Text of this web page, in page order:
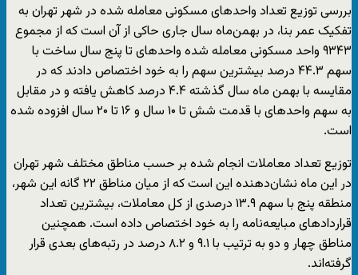
بررسی توزیع تعداد واحدهای مسکونی معامله شده در شهر تهران به
تفکیک عمر بنا، در بهمن‌ماه سال جاری حاکی از آن است که از مجموع
۹۳۴۳ واحد مسکونی معامله شده واحدهای تا پنج سال ساخت با
سهم ۴۴.۳ درصد بیشترین سهم را به خود اختصاص دادند که در
مقایسه با بهمن ماه سال گذشته ۴.۴ درصد کاهش یافته و در مقابل
به سهم واحدهای با قدمت شش تا ۱۰ سال و ۱۶ تا ۲۰ سال افزوده شده
است.
توزیع تعداد معاملات انجام شده بر حسب مناطق مختلف شهر تهران
در این ماه نشان‌دهنده این است که از میان مناطق ۲۲ گانه این شهر،
منطقه پنج با سهم ۱۳.۹ درصدی از کل معاملات، بیشترین تعداد
قراردادهای مبایعه‌نامه را به خود اختصاص داده است. همچنین
مناطق چهار و دو به ترتیب با ۹.۱ و ۸.۲ درصد در رتبه‌های بعدی قرار
گرفته‌اند.